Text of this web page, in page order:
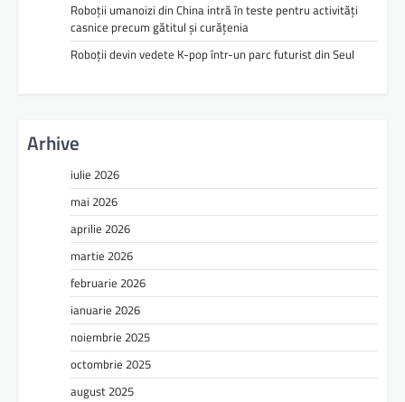
Roboții umanoizi din China intră în teste pentru activități
casnice precum gătitul și curățenia
Roboții devin vedete K-pop într-un parc futurist din Seul
Arhive
iulie 2026
mai 2026
aprilie 2026
martie 2026
februarie 2026
ianuarie 2026
noiembrie 2025
octombrie 2025
august 2025